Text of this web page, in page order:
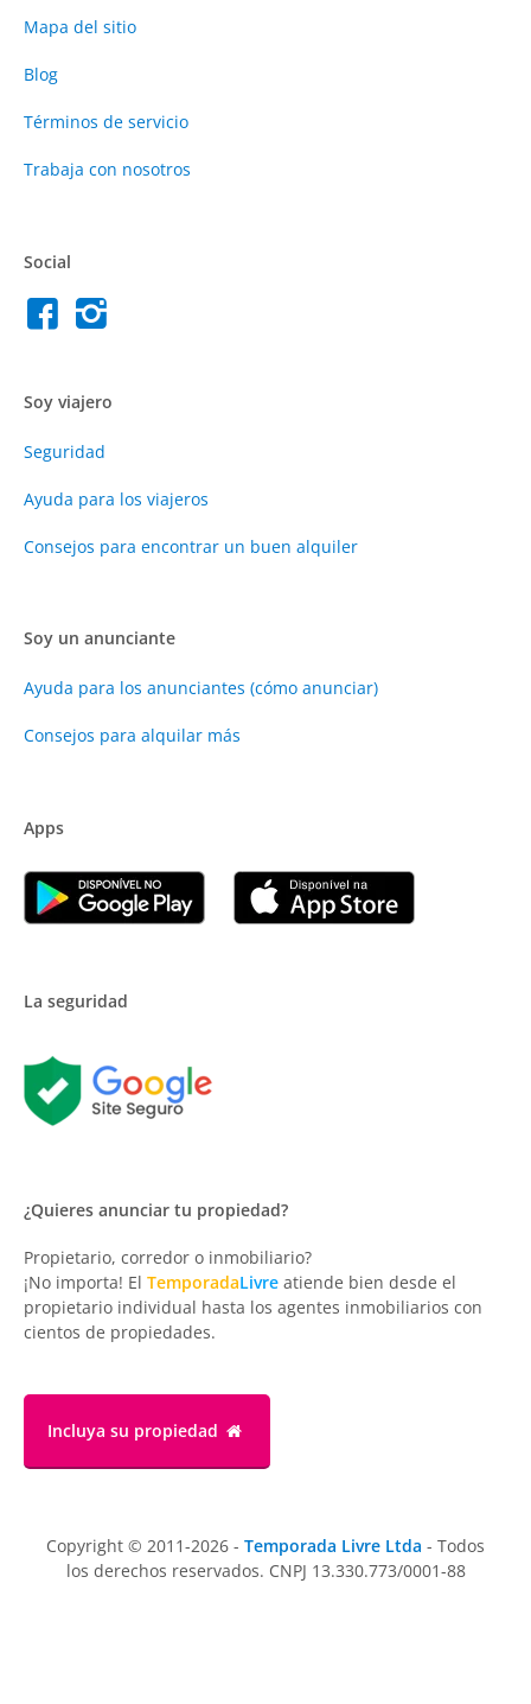
Mapa del sitio
Blog
Términos de servicio
Trabaja con nosotros
Social
Soy viajero
Seguridad
Ayuda para los viajeros
Consejos para encontrar un buen alquiler
Soy un anunciante
Ayuda para los anunciantes (cómo anunciar)
Consejos para alquilar más
Apps
La seguridad
¿Quieres anunciar tu propiedad?
Propietario, corredor o inmobiliario?
¡No importa! El TemporadaLivre atiende bien desde el
propietario individual hasta los agentes inmobiliarios con
cientos de propiedades.
Incluya su propiedad
Copyright © 2011-2026 - Temporada Livre Ltda - Todos
los derechos reservados. CNPJ 13.330.773/0001-88